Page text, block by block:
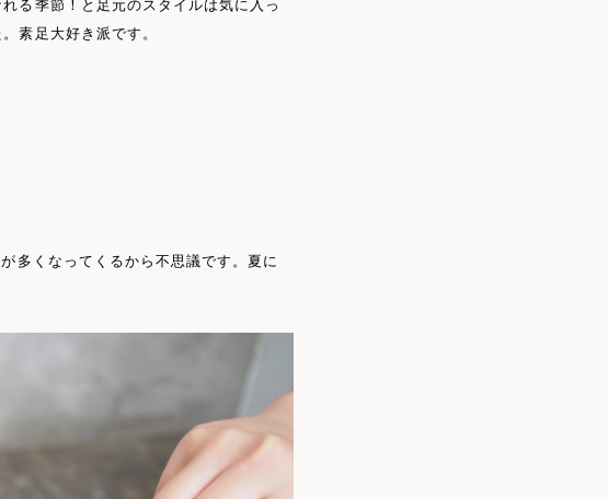
る季節！と足元のスタイルは気に入っ
素足大好き派です。
多くなってくるから不思議です。夏に